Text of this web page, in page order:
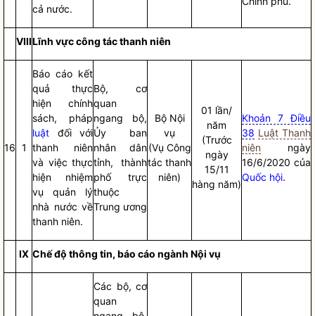
cả nước.
VIIILĩnh vựccông tácthanh niên
16 1
Báo cáo kết
quả thực
hiện chính
sách, pháp
luật đối với
thanh niên
và việc thực
hiện nhiệm
vụ quản lý
nhà nước về
thanh niên.
Bộ, cơ
quan
ngang bộ,
Ủy ban
nhân dân
tỉnh, thành
phố trực
thuộc
Trung ương
Bộ Nội
vụ
(Vụ Công
tác thanh
niên)
01 lần/
năm
(Trước
ngày
15/11
hàng năm)
Khoản 7 Điều
38 Luật Thanh
niên ngày
16/6/2020 của
Quốc hội.
IX Chế độ thông tin, báo cáo ngành Nội vụ
Các bộ, cơ
quan